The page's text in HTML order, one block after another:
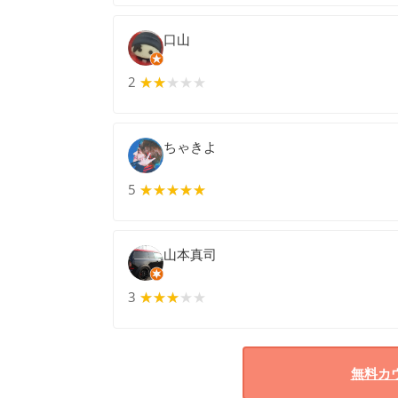
口山
2 ★★★★★
★★
ちゃきよ
5 ★★★★★
★★★★★
山本真司
3 ★★★★★
★★★
無料カ